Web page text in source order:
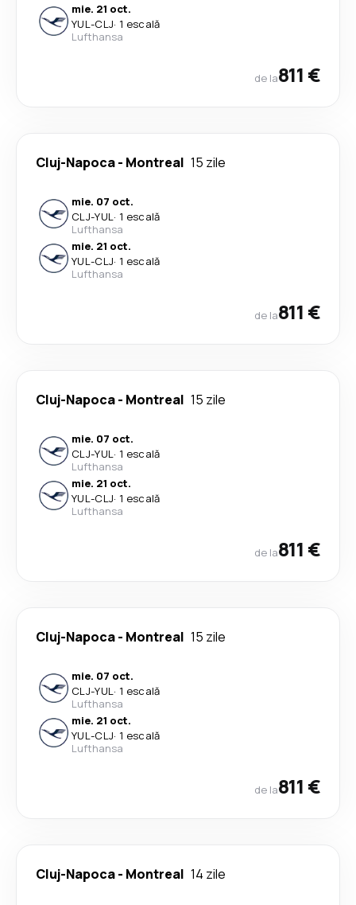
mie. 21 oct.
YUL-CLJ· 1 escală
Lufthansa
de la811 €
Cluj-Napoca- Montreal 15 zile
mie. 07 oct.
CLJ-YUL· 1 escală
Lufthansa
mie. 21 oct.
YUL-CLJ· 1 escală
Lufthansa
de la811 €
Cluj-Napoca- Montreal 15 zile
mie. 07 oct.
CLJ-YUL· 1 escală
Lufthansa
mie. 21 oct.
YUL-CLJ· 1 escală
Lufthansa
de la811 €
Cluj-Napoca- Montreal 15 zile
mie. 07 oct.
CLJ-YUL· 1 escală
Lufthansa
mie. 21 oct.
YUL-CLJ· 1 escală
Lufthansa
de la811 €
Cluj-Napoca- Montreal 14 zile